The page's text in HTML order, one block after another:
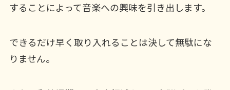
することによって音楽への興味を引き出します。
できるだけ早く取り入れることは決して無駄にな
りません。